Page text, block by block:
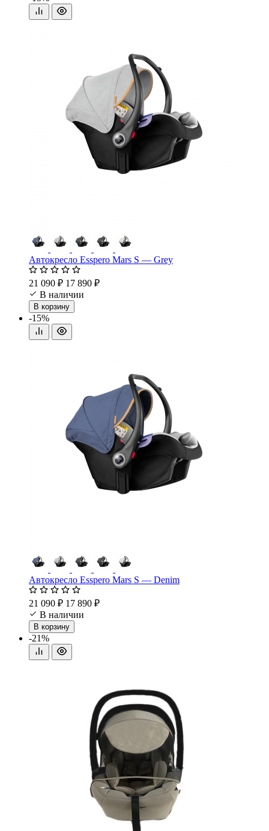
Автокресло Esspero Mars S — Grey
21 090 ₽ 17 890 ₽
В наличии
В корзину
-15%
Автокресло Esspero Mars S — Denim
21 090 ₽ 17 890 ₽
В наличии
В корзину
-21%